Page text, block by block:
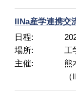
IINa産学連携交
日程
場所
工
主催
熊